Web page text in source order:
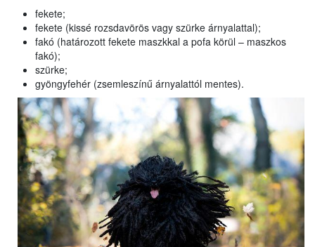
fekete;
fekete (kissé rozsdavörös vagy szürke árnyalattal);
fakó (határozott fekete maszkkal a pofa körül – maszkos
fakó);
szürke;
gyöngyfehér (zsemleszínű árnyalattól mentes).